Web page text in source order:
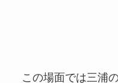
この場面では三浦